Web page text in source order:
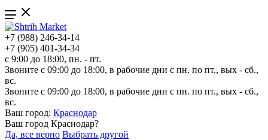
+7 (988) 246-34-14
+7 (905) 401-34-34
с 9:00 до 18:00, пн. - пт.
Звоните с 09:00 до 18:00, в рабочие дни с пн. по пт., вых - сб.,
вс.
Звоните с 09:00 до 18:00, в рабочие дни с пн. по пт., вых - сб.,
вс.
Ваш город: Краснодар
Ваш город Краснодар?
Да, все верно Выбрать другой